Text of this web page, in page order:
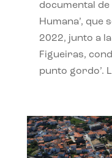
documental
Humana’, que
2022, junto a
Figueiras,
punto gordo’.